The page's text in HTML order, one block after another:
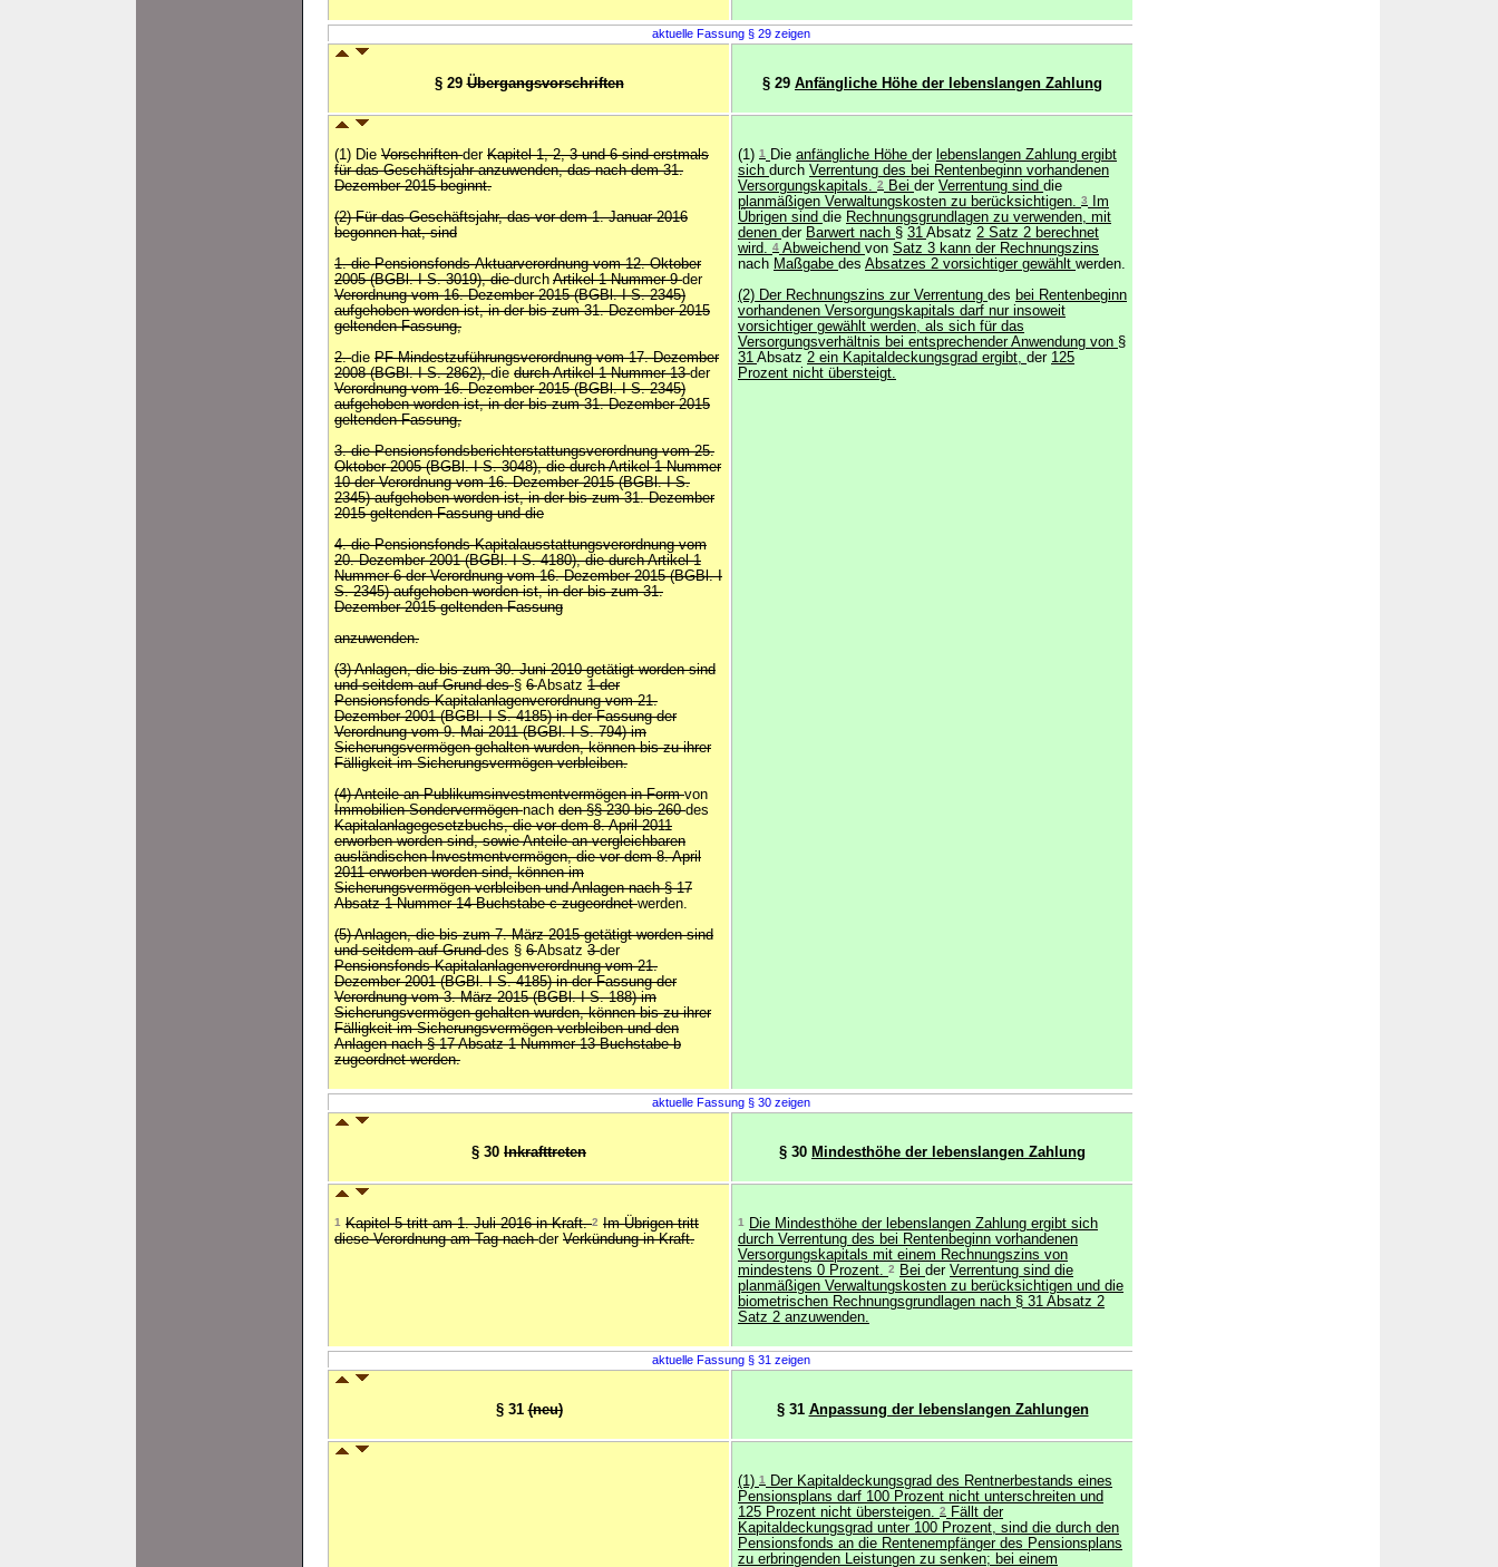
aktuelle Fassung § 29 zeigen
§ 29Übergangsvorschriften § 29 Anfängliche Höhe der lebenslangen Zahlung
(1) Die Vorschriftender Kapitel 1, 2, 3 und 6 sind erstmals
für das Geschäftsjahr anzuwenden, das nach dem 31.
Dezember 2015 beginnt.
(2) Für das Geschäftsjahr, das vor dem 1. Januar 2016
begonnen hat, sind
1. die Pensionsfonds-Aktuarverordnung vom 12. Oktober
2005 (BGBl. I S. 3019), diedurch Artikel 1 Nummer 9der
Verordnung vom 16. Dezember 2015 (BGBl. I S. 2345)
aufgehoben worden ist, in der bis zum 31. Dezember 2015
geltenden Fassung,
2.die PF-Mindestzuführungsverordnung vom 17. Dezember
2008 (BGBl. I S. 2862),die durch Artikel 1 Nummer 13der
Verordnung vom 16. Dezember 2015 (BGBl. I S. 2345)
aufgehoben worden ist, in der bis zum 31. Dezember 2015
geltenden Fassung,
3. die Pensionsfondsberichterstattungsverordnung vom 25.
Oktober 2005 (BGBl. I S. 3048), die durch Artikel 1 Nummer
10 der Verordnung vom 16. Dezember 2015 (BGBl. I S.
2345) aufgehoben worden ist, in der bis zum 31. Dezember
2015 geltenden Fassung und die
4. die Pensionsfonds-Kapitalausstattungsverordnung vom
20. Dezember 2001 (BGBl. I S. 4180), die durch Artikel 1
Nummer 6 der Verordnung vom 16. Dezember 2015 (BGBl. I
S. 2345) aufgehoben worden ist, in der bis zum 31.
Dezember 2015 geltenden Fassung
anzuwenden.
(3) Anlagen, die bis zum 30. Juni 2010 getätigt worden sind
und seitdem auf Grund des§ 6Absatz 1 der
Pensionsfonds-Kapitalanlagenverordnung vom 21.
Dezember 2001 (BGBl. I S. 4185) in der Fassung der
Verordnung vom 9. Mai 2011 (BGBl. I S. 794) im
Sicherungsvermögen gehalten wurden, können bis zu ihrer
Fälligkeit im Sicherungsvermögen verbleiben.
(4) Anteile an Publikumsinvestmentvermögen in Formvon
Immobilien-Sondervermögennach den §§ 230 bis 260des
Kapitalanlagegesetzbuchs, die vor dem 8. April 2011
erworben worden sind, sowie Anteile an vergleichbaren
ausländischen Investmentvermögen, die vor dem 8. April
2011 erworben worden sind, können im
Sicherungsvermögen verbleiben und Anlagen nach § 17
Absatz 1 Nummer 14 Buchstabe c zugeordnetwerden.
(5) Anlagen, die bis zum 7. März 2015 getätigt worden sind
und seitdem auf Grunddes § 6Absatz 3der
Pensionsfonds-Kapitalanlagenverordnung vom 21.
Dezember 2001 (BGBl. I S. 4185) in der Fassung der
Verordnung vom 3. März 2015 (BGBl. I S. 188) im
Sicherungsvermögen gehalten wurden, können bis zu ihrer
Fälligkeit im Sicherungsvermögen verbleiben und den
Anlagen nach § 17 Absatz 1 Nummer 13 Buchstabe b
zugeordnet werden.
(1) 1 Die anfängliche Höhe der lebenslangen Zahlung ergibt
sich durch Verrentung des bei Rentenbeginn vorhandenen
Versorgungskapitals. 2 Bei der Verrentung sind die
planmäßigen Verwaltungskosten zu berücksichtigen. 3
Im
Übrigen sind die Rechnungsgrundlagen zu verwenden, mit
denen der Barwert nach § 31 Absatz 2 Satz 2 berechnet
wird. 4 Abweichend von Satz 3 kann der Rechnungszins
nach Maßgabe des Absatzes 2 vorsichtiger gewählt werden.
(2) Der Rechnungszins zur Verrentung des bei Rentenbeginn
vorhandenen Versorgungskapitals darf nur insoweit
vorsichtiger gewählt werden, als sich für das
Versorgungsverhältnis bei entsprechender Anwendung von §
31 Absatz 2 ein Kapitaldeckungsgrad ergibt, der 125
Prozent nicht übersteigt.
aktuelle Fassung § 30 zeigen
§ 30 Inkrafttreten § 30 Mindesthöhe der lebenslangen Zahlung
1 Kapitel 5 tritt am 1. Juli 2016 in Kraft.2 Im Übrigen tritt
diese Verordnung am Tag nachder Verkündung in Kraft.
1
Die Mindesthöhe der lebenslangen Zahlung ergibt sich
durch Verrentung des bei Rentenbeginn vorhandenen
Versorgungskapitals mit einem Rechnungszins von
mindestens 0 Prozent. 2 Bei der Verrentung sind die
planmäßigen Verwaltungskosten zu berücksichtigen und die
biometrischen Rechnungsgrundlagen nach § 31 Absatz 2
Satz 2 anzuwenden.
aktuelle Fassung § 31 zeigen
§ 31(neu) § 31 Anpassung der lebenslangen Zahlungen
(1) 1
Der Kapitaldeckungsgrad des Rentnerbestands eines
Pensionsplans darf 100 Prozent nicht unterschreiten und
125 Prozent nicht übersteigen. 2
Fällt der
Kapitaldeckungsgrad unter 100 Prozent, sind die durch den
Pensionsfonds an die Rentenempfänger des Pensionsplans
zu erbringenden Leistungen zu senken; bei einem